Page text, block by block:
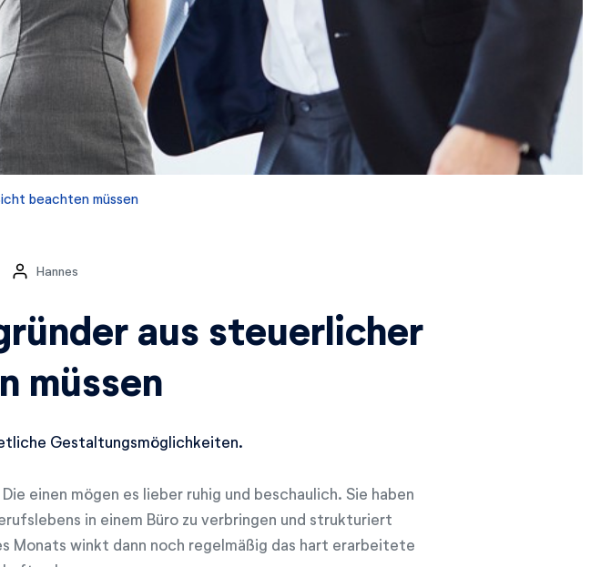
beachten müssen
Hannes
aus steuerlicher
müssen
Gestaltungsmöglichkeiten.
einen mögen es lieber ruhig und beschaulich. Sie haben
in einem Büro zu verbringen und strukturiert
Monats winkt dann noch regelmäßig das hart erarbeitete